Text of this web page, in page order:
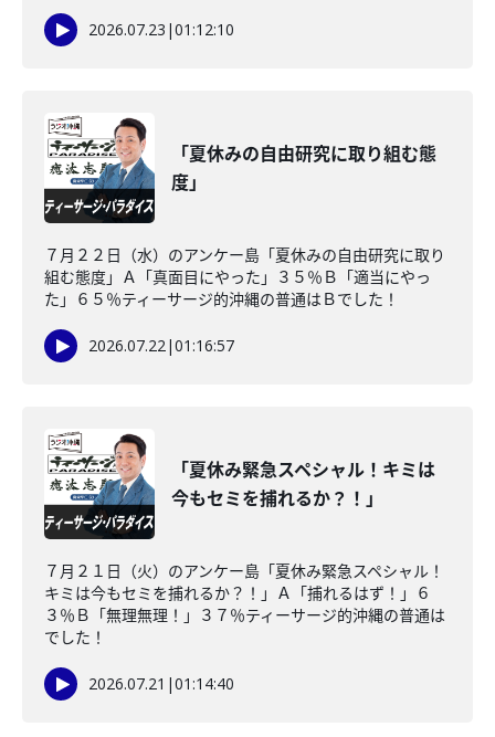
2026.07.23 |01:12:10
「夏休みの自由研究に取り組む態
度」
７月２２日（水）のアンケー島「夏休みの自由研究に取り
組む態度」Ａ「真面目にやった」３５％Ｂ「適当にやっ
た」６５％ティーサージ的沖縄の普通はＢでした！
2026.07.22|01:16:57
「夏休み緊急スペシャル！キミは
今もセミを捕れるか？！」
７月２１日（火）のアンケー島「夏休み緊急スペシャル！
キミは今もセミを捕れるか？！」Ａ「捕れるはず！」６
３％Ｂ「無理無理！」３７％ティーサージ的沖縄の普通は
でした！
2026.07.21 |01:14:40